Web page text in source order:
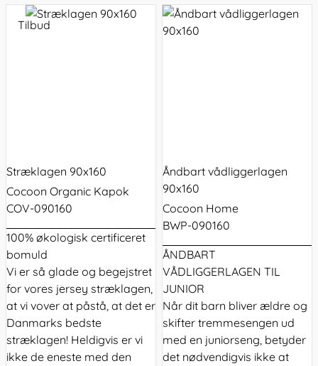
Tilbud
Stræklagen 90x160
Cocoon Organic Kapok
COV-090160
100% økologisk certificeret
bomuld
Vi er så glade og begejstret
for vores jersey stræklagen,
at vi vover at påstå, at det er
Danmarks bedste
stræklagen! Heldigvis er vi
ikke de eneste med den
Åndbart vådliggerlagen
90x160
Cocoon Home
BWP-090160
ÅNDBART
VÅDLIGGERLAGEN TIL
JUNIOR
Når dit barn bliver ældre og
skifter tremmesengen ud
med en juniorseng, betyder
det nødvendigvis ikke at